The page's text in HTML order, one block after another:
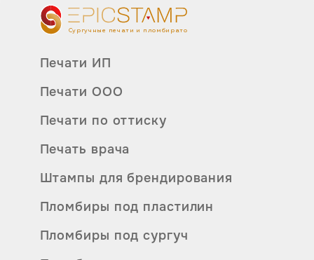
Сургучные печати и пломбираторы
Печати ИП
Печати ООО
Печати по оттиску
Печать врача
Пломбиры под пластилин
Пломбиры под сургуч
Штампы для брендирования